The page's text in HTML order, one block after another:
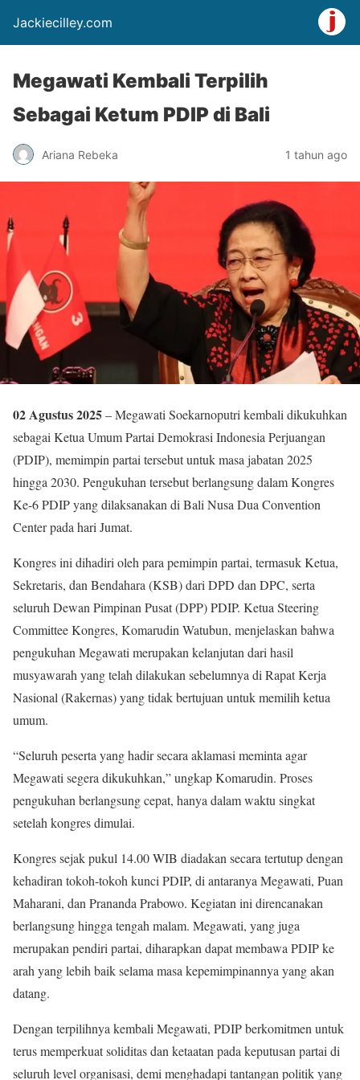
Jackiecilley.com
Megawati Kembali Terpilih
Sebagai Ketum PDIP di Bali
Ariana Rebeka 1 tahun ago
02 Agustus 2025– Megawati Soekarnoputri kembali dikukuhkan
sebagai Ketua Umum Partai Demokrasi Indonesia Perjuangan
(PDIP), memimpin partai tersebut untuk masa jabatan 2025
hingga 2030. Pengukuhan tersebut berlangsung dalam Kongres
Ke-6 PDIP yang dilaksanakan di Bali Nusa Dua Convention
Center pada hari Jumat.
Kongres ini dihadiri oleh para pemimpin partai, termasuk Ketua,
Sekretaris, dan Bendahara (KSB) dari DPD dan DPC, serta
seluruh Dewan Pimpinan Pusat (DPP) PDIP. Ketua Steering
Committee Kongres, Komarudin Watubun, menjelaskan bahwa
pengukuhan Megawati merupakan kelanjutan dari hasil
musyawarah yang telah dilakukan sebelumnya di Rapat Kerja
Nasional (Rakernas) yang tidak bertujuan untuk memilih ketua
umum.
“Seluruh peserta yang hadir secara aklamasi meminta agar
Megawati segera dikukuhkan,” ungkap Komarudin. Proses
pengukuhan berlangsung cepat, hanya dalam waktu singkat
setelah kongres dimulai.
Kongres sejak pukul 14.00 WIB diadakan secara tertutup dengan
kehadiran tokoh-tokoh kunci PDIP, di antaranya Megawati, Puan
Maharani, dan Prananda Prabowo. Kegiatan ini direncanakan
berlangsung hingga tengah malam. Megawati, yang juga
merupakan pendiri partai, diharapkan dapat membawa PDIP ke
arah yang lebih baik selama masa kepemimpinannya yang akan
datang.
Dengan terpilihnya kembali Megawati, PDIP berkomitmen untuk
terus memperkuat soliditas dan ketaatan pada keputusan partai di
seluruh level organisasi, demi menghadapi tantangan politik yang